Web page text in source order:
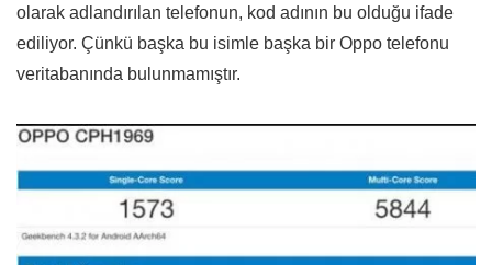
olarak adlandırılan telefonun, kod adının bu olduğu ifade
ediliyor. Çünkü başka bu isimle başka bir Oppo telefonu
veritabanında bulunmamıştır.